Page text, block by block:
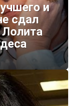
и
сдал
Лолита